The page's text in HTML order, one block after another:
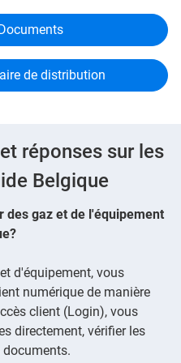
de distribution
réponses sur les
Belgique
des gaz et de l'équipement
d'équipement, vous
numérique de manière
client (Login), vous
directement, vérifier les
documents.